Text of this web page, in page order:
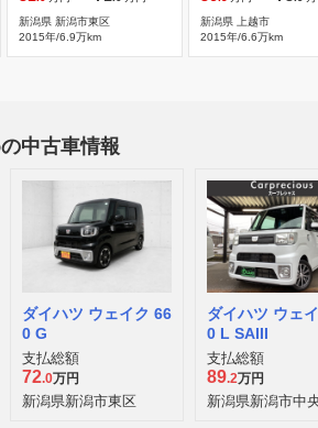
新潟県 新潟市東区
2015年/6.9万km
新潟県 上越市
2015年/6.6万km
中古車情報
ダイハツ ウェイク 66
0 G
支払総額
72.0万円
新潟県新潟市東区
ダイハツ ウェ
0 L SAIII
支払総額
89.2万円
新潟県新潟市中